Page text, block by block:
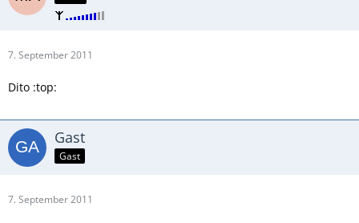
7. September 2011
Dito :top:
Gast
Gast
7. September 2011